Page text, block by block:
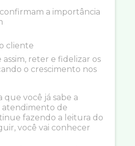
confirmam a importância
cliente
reter e fidelizar os
o crescimento nos
que você já sabe a
atendimento de
fazendo a leitura do
você vai conhecer